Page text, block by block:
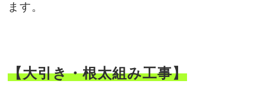
ます。
【大引き・根太組み工事】